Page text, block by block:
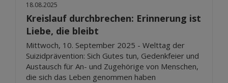
18.08.2025
Kreislauf durchbrechen: Erinnerung ist
Liebe, die bleibt
Mittwoch, 10. September 2025 - Welttag der
Suizidprävention: Sich Gutes tun, Gedenkfeier und
Austausch für An- und Zugehörige von Menschen,
die sich das Leben genommen haben